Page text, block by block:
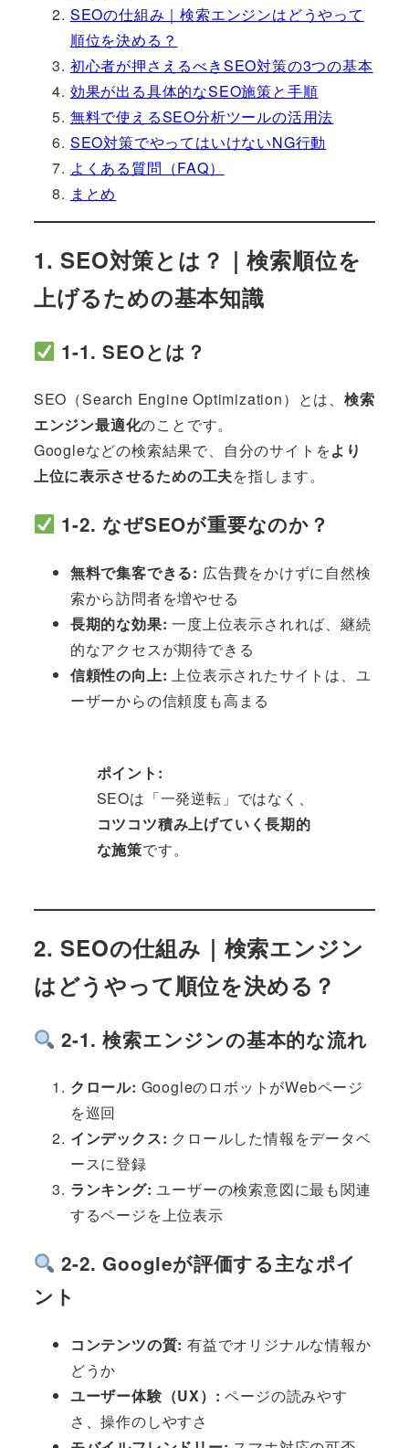
SEOの仕組み｜検索エンジンはどうやって
順位を決める？
初心者が押さえるべきSEO対策の3つの基本
効果が出る具体的なSEO施策と手順
無料で使えるSEO分析ツールの活用法
SEO対策でやってはいけないNG行動
よくある質問（FAQ）
まとめ
1. SEO対策とは？｜検索順位を
上げるための基本知識
1-1. SEOとは？
SEO（Search Engine Optimization）とは、 検索
エンジン最適化のことです。
Googleなどの検索結果で、自分のサイトをより
上位に表示させるための工夫を指します。
1-2. なぜSEOが重要なのか？
無料で集客できる: 広告費をかけずに自然検
索から訪問者を増やせる
長期的な効果: 一度上位表示されれば、継続
的なアクセスが期待できる
信頼性の向上: 上位表示されたサイトは、ユ
ーザーからの信頼度も高まる
ポイント:
SEOは「一発逆転」ではなく、
コツコツ積み上げていく長期的
な施策です。
2. SEOの仕組み｜検索エンジン
はどうやって順位を決める？
2-1. 検索エンジンの基本的な流れ
クロール: GoogleのロボットがWebページ
を巡回
インデックス: クロールした情報をデータベ
ースに登録
ランキング: ユーザーの検索意図に最も関連
するページを上位表示
2-2. Googleが評価する主なポイ
ント
コンテンツの質: 有益でオリジナルな情報か
どうか
ユーザー体験（UX）: ページの読みやす
さ、操作のしやすさ